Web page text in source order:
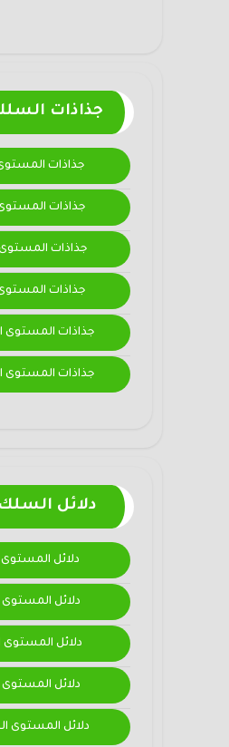
جذاذات
جذاذات
جذاذات المستوى
جذاذات المستوى
جذاذات المستوى
جذاذات
جذاذات
دلائل السلك
دلائل المستوى
دلائل المستوى
دلائل المستوى
دلائل المستوى
دلائل المستوى